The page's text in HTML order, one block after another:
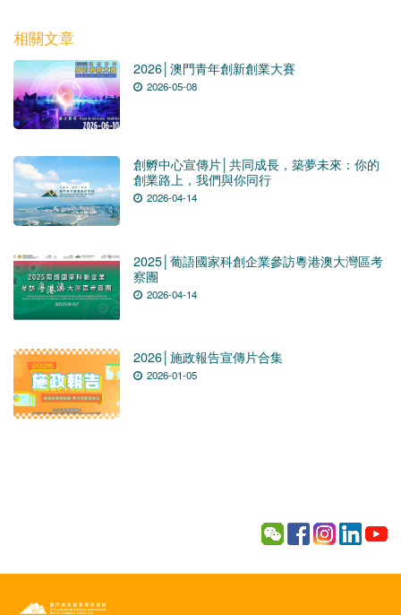
相關文章
2026│澳門青年創新創業大賽
2026-05-08
創孵中心宣傳片│共同成長，築夢未來：你的
創業路上，我們與你同行
2026-04-14
2025│葡語國家科創企業參訪粵港澳大灣區考
察團
2026-04-14
2026│施政報告宣傳片合集
2026-01-05